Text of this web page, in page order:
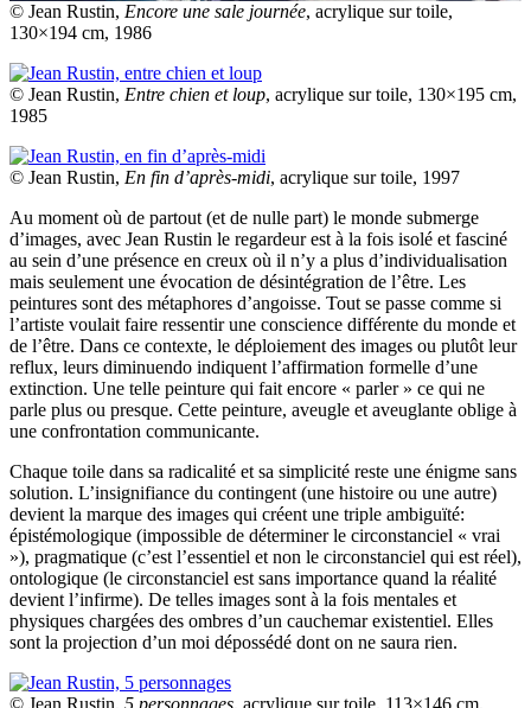
© Jean Rustin, Encore une sale journée, acrylique sur toile,
130×194 cm, 1986
© Jean Rustin, Entre chien et loup, acrylique sur toile, 130×195 cm,
1985
© Jean Rustin, En fin d’après-midi, acrylique sur toile, 1997
Au moment où de partout (et de nulle part) le monde submerge
d’images, avec Jean Rustin le regardeur est à la fois isolé et fasciné
au sein d’une présence en creux où il n’y a plus d’individualisation
mais seulement une évocation de désintégration de l’être. Les
peintures sont des métaphores d’angoisse. Tout se passe comme si
l’artiste voulait faire ressentir une conscience différente du monde et
de l’être. Dans ce contexte, le déploiement des images ou plutôt leur
reflux, leurs diminuendo indiquent l’affirmation formelle d’une
extinction. Une telle peinture qui fait encore « parler » ce qui ne
parle plus ou presque. Cette peinture, aveugle et aveuglante oblige à
une confrontation communicante.
Chaque toile dans sa radicalité et sa simplicité reste une énigme sans
solution. L’insignifiance du contingent (une histoire ou une autre)
devient la marque des images qui créent une triple ambiguïté:
épistémologique (impossible de déterminer le circonstanciel « vrai
»), pragmatique (c’est l’essentiel et non le circonstanciel qui est réel),
ontologique (le circonstanciel est sans importance quand la réalité
devient l’infirme). De telles images sont à la fois mentales et
physiques chargées des ombres d’un cauchemar existentiel. Elles
sont la projection d’un moi dépossédé dont on ne saura rien.